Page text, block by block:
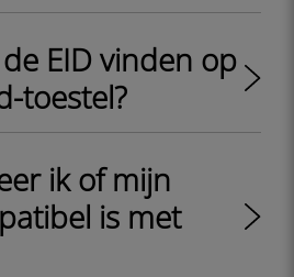
EID vinden op
toestel?
ik of mijn
is met